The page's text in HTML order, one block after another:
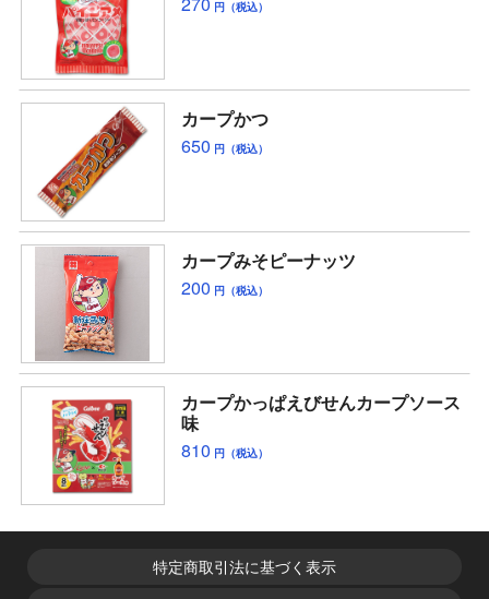
円（税込）
カープかつ
650 円（税込）
カープみそピーナッツ
200 円（税込）
カープかっぱえびせんカープソース
味
810 円（税込）
特定商取引法に基づく表示